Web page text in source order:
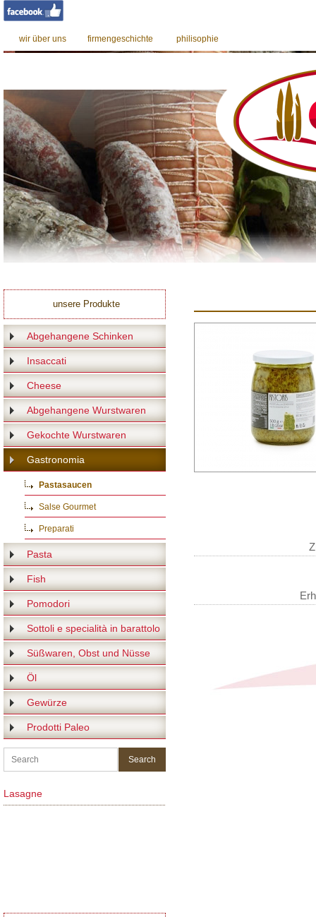
wir über uns firmengeschichte philisophie
0
unsere Produkte
Abgehangene Schinken
Insaccati
Cheese
Abgehangene Wurstwaren
Gekochte Wurstwaren
Gastronomia
Pastasaucen
Salse Gourmet
Preparati
Pasta
Fish
Pomodori
Sottoli e specialità in barattolo
Süßwaren, Obst und Nüsse
Öl
Gewürze
Prodotti Paleo
Lasagne